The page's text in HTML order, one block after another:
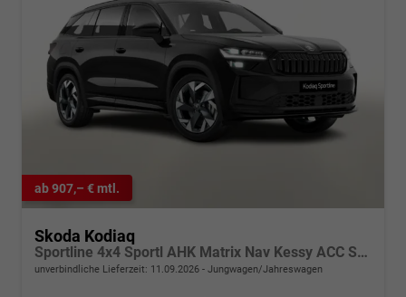
ab 907,– € mtl.
Skoda Kodiaq
Sportline 4x4 Sportl AHK Matrix Nav Kessy ACC SunS
unverbindliche Lieferzeit: 11.09.2026 Jungwagen/Jahreswagen